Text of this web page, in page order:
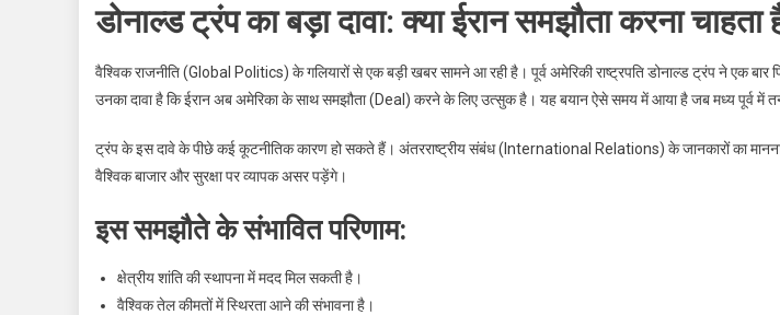
की
हर
डोनाल्ड ट्रंप का बड़ा दावा: क्या ईरान समझौता करना चाहता
वैश्विक राजनीति (Global Politics) के गलियारों से एक बड़ी खबर सामने आ रही है। पूर्व अमेरिकी राष्ट्रपति डोनाल्ड ट्रंप ने एक
उनका दावा है कि ईरान अब अमेरिका के साथ समझौता (Deal) करने के लिए उत्सुक है। यह बयान ऐसे समय में आया है जब मध्य पूर्व में
ट्रंप के इस दावे के पीछे कई कूटनीतिक कारण हो सकते हैं। अंतरराष्ट्रीय संबंध (International Relations) के जानकारों का मानना
वैश्विक बाजार और सुरक्षा पर व्यापक असर पड़ेंगे।
इस समझौते के संभावित परिणाम:
क्षेत्रीय शांति की स्थापना में मदद मिल सकती है।
वैश्विक तेल कीमतों में स्थिरता आने की संभावना है।